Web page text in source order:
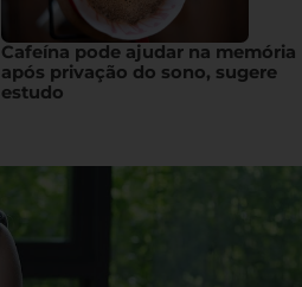
Cafeína pode ajudar na memória
após privação do sono, sugere
estudo